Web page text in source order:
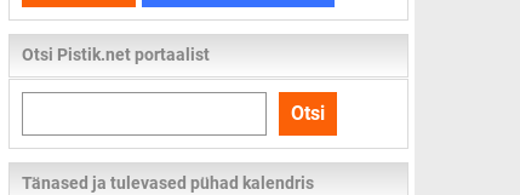
Otsi Pistik.net portaalist
kogu
lehelt
Otsi
Tänased ja tulevased pühad kalendris